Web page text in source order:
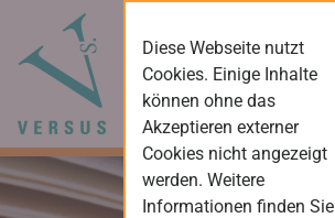
Diese Webseite nutzt
Cookies. Einige Inhalte
können ohne das
Akzeptieren externer
Cookies nicht angezeigt
werden. Weitere
Informationen finden Sie